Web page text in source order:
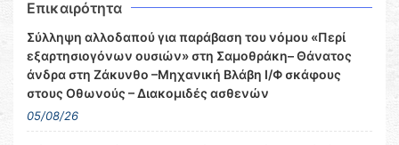
Επικαιρότητα
Σύλληψη αλλοδαπού για παράβαση του νόμου «Περί
εξαρτησιογόνων ουσιών» στη Σαμοθράκη– Θάνατος
άνδρα στη Ζάκυνθο –Μηχανική Βλάβη Ι/Φ σκάφους
στους Οθωνούς – Διακομιδές ασθενών
05/08/26